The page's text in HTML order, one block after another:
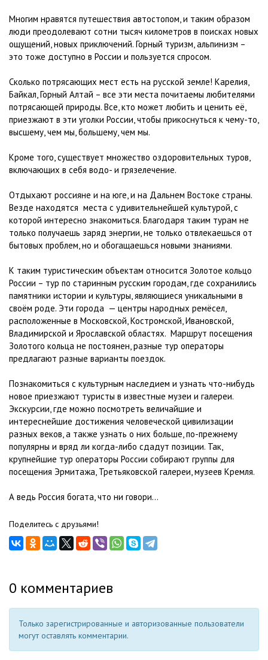
Многим нравятся путешествия автостопом, и таким образом
люди преодолевают сотни тысяч километров в поисках новых
ощущений, новых приключений. Горный туризм, альпинизм –
это тоже доступно в России и пользуется спросом.
Сколько потрясающих мест есть на русской земле! Карелия,
Байкал, Горный Алтай – все эти места почитаемы любителями
потрясающей природы. Все, кто может любить и ценить её,
приезжают в эти уголки России, чтобы прикоснуться к чему-то,
высшему, чем мы, большему, чем мы.
Кроме того, существует множество оздоровительных туров,
включающих в себя водо- и грязелечение.
Отдыхают россияне и на юге, и на Дальнем Востоке страны.
Везде находятся места с удивительнейшей культурой, с
которой интересно знакомиться. Благодаря таким турам не
только получаешь заряд энергии, не только отвлекаешься от
бытовых проблем, но и обогащаешься новыми знаниями.
К таким туристическим объектам относится Золотое кольцо
России – тур по старинным русским городам, где сохранились
памятники истории и культуры, являющиеся уникальными в
своём роде. Эти города — центры народных ремёсел,
расположенные в Московской, Костромской, Ивановской,
Владимирской и Ярославской областях. Маршрут посещения
Золотого кольца не постоянен, разные тур операторы
предлагают разные варианты поездок.
Познакомиться с культурным наследием и узнать что-нибудь
новое приезжают туристы в известные музеи и галереи.
Экскурсии, где можно посмотреть величайшие и
интереснейшие достижения человеческой цивилизации
разных веков, а также узнать о них больше, по-прежнему
популярны и вряд ли когда-либо сдадут позиции. Так,
крупнейшие тур операторы России собирают группы для
посещения Эрмитажа, Третьяковской галереи, музеев Кремля.
А ведь Россия богата, что ни говори…
Поделитесь с друзьями!
0 комментариев
Только зарегистрированные и авторизованные пользователи
могут оставлять комментарии.